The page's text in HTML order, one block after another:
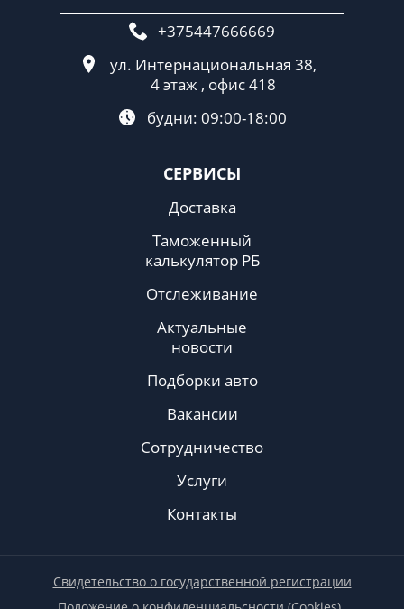
СЕРВИСЫ
Доставка
Таможенный
калькулятор РБ
Отслеживание
Актуальные
новости
Подборки авто
Вакансии
Сотрудничество
Услуги
Контакты
+375447666669
ул. Интернациональная 38,
4 этаж , офис 418
будни: 09:00-18:00
Свидетельство о государственной регистрации